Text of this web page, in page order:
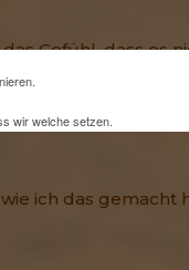
Gefühl, dass es
ich das gemacht
wir welche setzen.